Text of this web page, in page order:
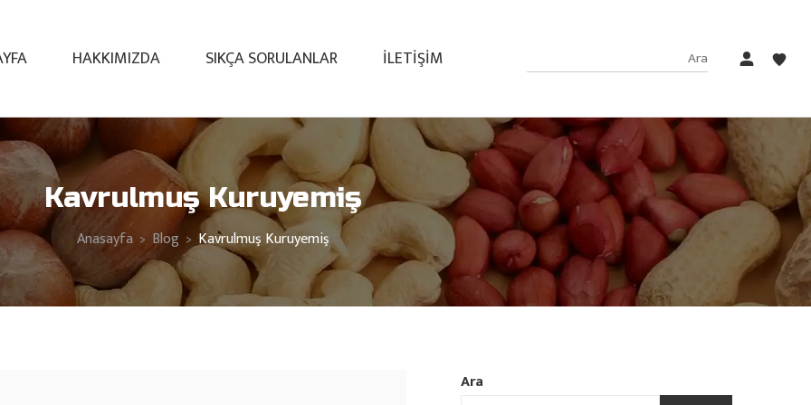
HAKKIMIZDA SIKÇA SORULANLAR İLETIŞIM
Kavrulmuş Kuruyemiş
Anasayfa > Blog > Kavrulmuş Kuruyemiş
Ara